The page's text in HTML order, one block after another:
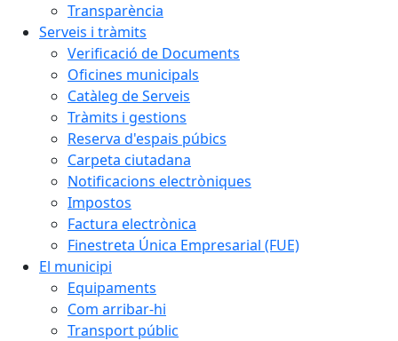
Transparència
Serveis i tràmits
Verificació de Documents
Oficines municipals
Catàleg de Serveis
Tràmits i gestions
Reserva d'espais púbics
Carpeta ciutadana
Notificacions electròniques
Impostos
Factura electrònica
Finestreta Única Empresarial (FUE)
El municipi
Equipaments
Com arribar-hi
Transport públic